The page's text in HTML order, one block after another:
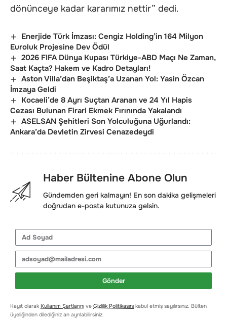
dönünceye kadar kararımız nettir” dedi.
Enerjide Türk İmzası: Cengiz Holding’in 164 Milyon
Euroluk Projesine Dev Ödül
2026 FIFA Dünya Kupası Türkiye-ABD Maçı Ne Zaman,
Saat Kaçta? Hakem ve Kadro Detayları!
Aston Villa’dan Beşiktaş’a Uzanan Yol: Yasin Özcan
İmzaya Geldi
Kocaeli’de 8 Ayrı Suçtan Aranan ve 24 Yıl Hapis
Cezası Bulunan Firari Ekmek Fırınında Yakalandı
ASELSAN Şehitleri Son Yolculuğuna Uğurlandı:
Ankara’da Devletin Zirvesi Cenazedeydi
Haber Bültenine Abone Olun
Gündemden geri kalmayın! En son dakika gelişmeleri
doğrudan e-posta kutunuza gelsin.
Gönder
Kayıt olarak Kullanım Şartlarını ve Gizlilik Politikasını kabul etmiş sayılırsınız. Bülten
üyeliğinden dilediğiniz an ayrılabilirsiniz.